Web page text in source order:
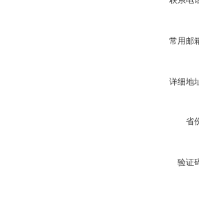
常用邮
详细地
省
验证